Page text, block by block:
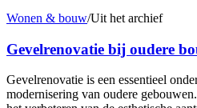
Wonen & bouw/Uit het archief
Gevelrenovatie bij oudere
Gevelrenovatie is een essentieel
modernisering van oudere